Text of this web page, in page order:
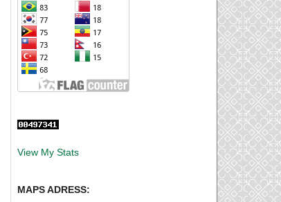
View My Stats
MAPS ADRESS: